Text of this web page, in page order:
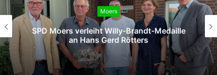
Moers
SPD Moers verleiht Willy-Brandt-Medaille
an Hans Gerd Rötters